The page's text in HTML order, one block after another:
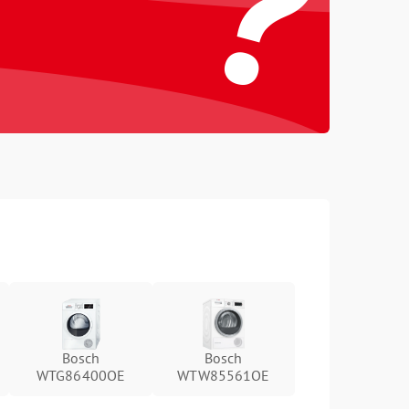
Bosch
WTG86400OE
Bosch
WTW85561OE